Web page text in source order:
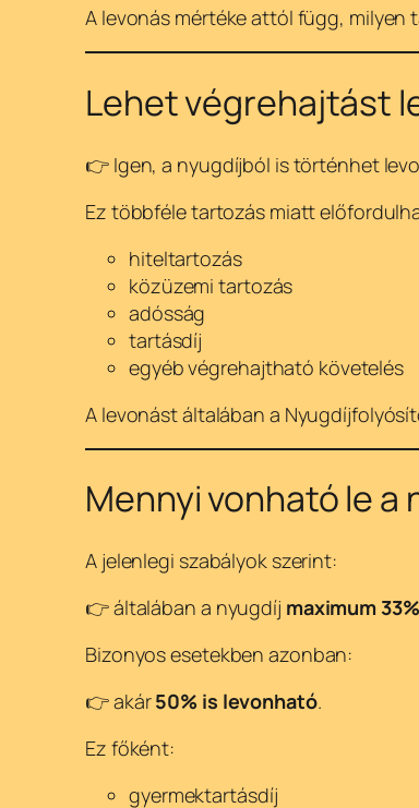
A levonás mértéke attól függ, milyen
Lehet végrehajtást
👉 Igen, a nyugdíjból is történhet
Ez többféle tartozás miatt
hiteltartozás
közüzemi tartozás
adósság
tartásdíj
egyéb végrehajtható követelés
A levonást általában a
Mennyi vonható le a
A jelenlegi szabályok szerint:
👉 általában a nyugdíj maximum
Bizonyos esetekben azonban:
👉 akár50% is levonható.
Ez főként:
gyermektartásdíj